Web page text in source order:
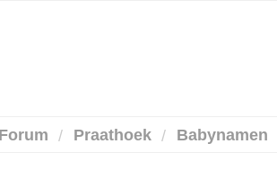
Forum Praathoek Babynamen